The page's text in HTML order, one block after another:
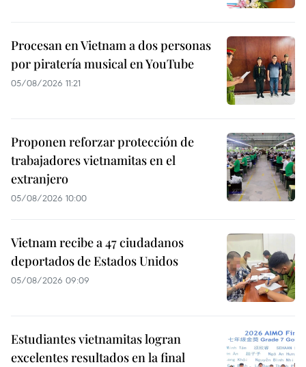
Procesan en Vietnam a dos personas
por piratería musical en YouTube
05/08/2026 11:21
Proponen reforzar protección de
trabajadores vietnamitas en el
extranjero
05/08/2026 10:00
Vietnam recibe a 47 ciudadanos
deportados de Estados Unidos
05/08/2026 09:09
Estudiantes vietnamitas logran
excelentes resultados en la final